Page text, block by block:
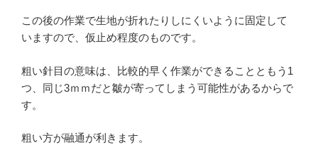
この後の作業で生地が折れたりしにくいように固定して
いますので、仮止め程度のものです。
粗い針目の意味は、比較的早く作業ができることともう1
つ、同じ3ｍｍだと皺が寄ってしまう可能性があるからで
す。
粗い方が融通が利きます。